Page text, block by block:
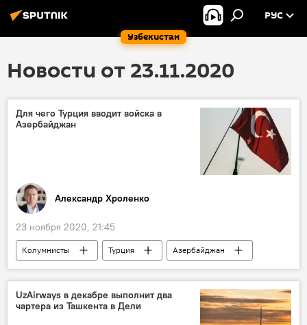
Узбекистан
РУС
Новости от 23.11.2020
Для чего Турция вводит войска в
Азербайджан
Александр Хроленко
23 ноября 2020, 21:45
Колумнисты Турция
Азербайджан
Армения
Нагорный Карабах
Россия
UzAirways в декабре выполнит два
чартера из Ташкента в Дели